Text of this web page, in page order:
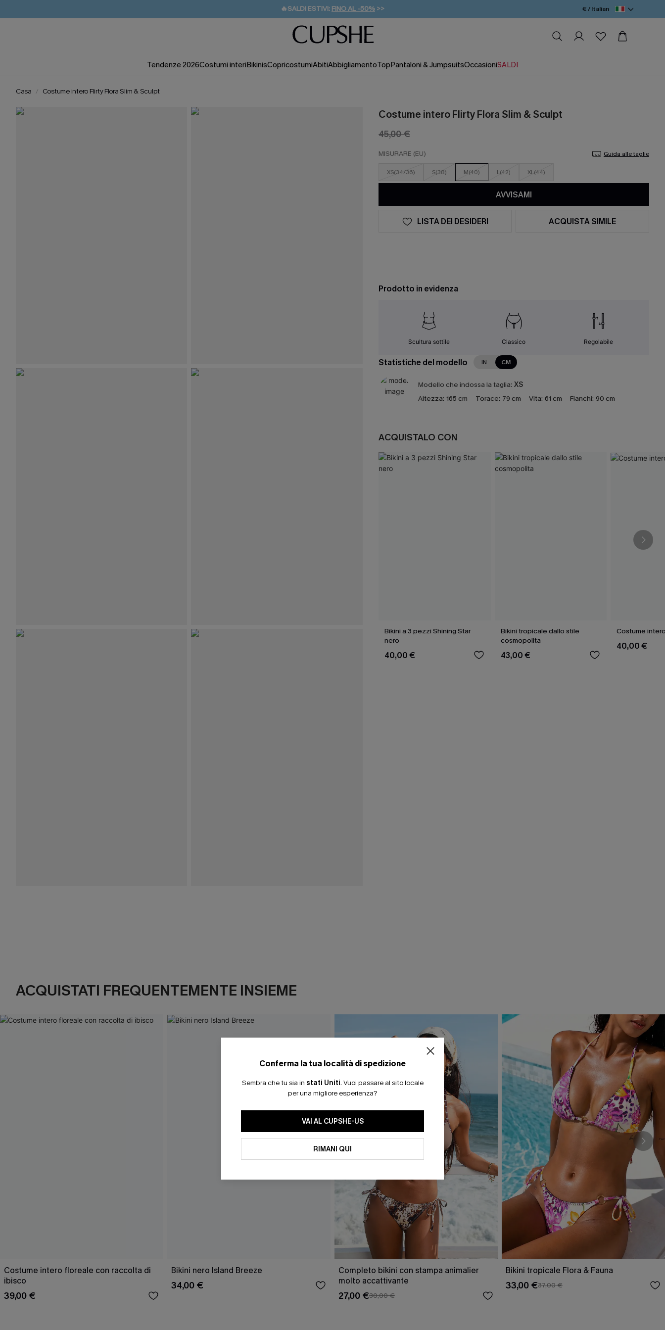
🔥SALDI ESTIVI: FINO AL -50% >>
🚚SPEDIZIONE GRATUITA DA 49€
💌REGALO PER I NUOVI: 20% DI SCONTO*
€ / Italian
Tendenze 2026Costumi interiBikinisCopricostumiAbitiAbbigliamentoTopPantaloni & JumpsuitsOccasioniSALDI
Casa Costume intero Flirty Flora Slim & Sculpt
Costume intero Flirty Flora Slim & Sculpt
45,00 €
MISURARE (EU) Guida alle taglie
XS(34/36) S(38) M(40) L(42) XL(44)
AVVISAMI
LISTA DEI DESIDERI ACQUISTA SIMILE
Prodotto in evidenza
Scultura sottile Classico Regolabile
Statistiche del modello IN CM
Modello che indossa la taglia: XS
Altezza: 165 cm Torace: 79 cm Vita: 61 cm Fianchi: 90 cm
ACQUISTALO CON
Bikini a 3 pezzi Shining Star
nero
40,00 €
Bikini tropicale dallo stile
cosmopolita
43,00 €
Costume
40,00 €
ACQUISTATI FREQUENTEMENTE INSIEME
Costume intero floreale con raccolta di
ibisco
39,00 €
Bikini nero Island Breeze
34,00 €
Completo bikini con stampa animalier
molto accattivante
27,00 €30,00 €
Bikini tropicale Flora & Fauna
33,00 €37,00 €
Conferma la tua località di spedizione
Sembra che tu sia in stati Uniti. Vuoi passare al sito locale
per una migliore esperienza?
VAI AL CUPSHE-US
RIMANI QUI